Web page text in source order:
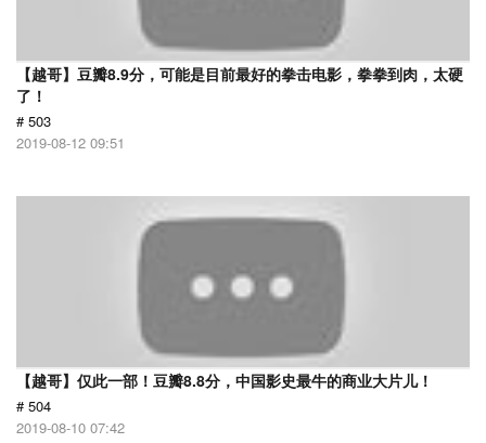
【越哥】豆瓣8.9分，可能是目前最好的拳击电影，拳拳到肉，太硬
了！
# 503
2019-08-12 09:51
【越哥】仅此一部！豆瓣8.8分，中国影史最牛的商业大片儿！
# 504
2019-08-10 07:42